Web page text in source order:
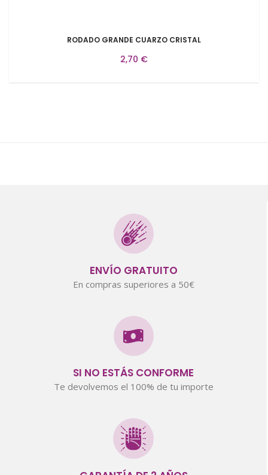
RODADO GRANDE CUARZO CRISTAL
2,70 €
ENVÍO GRATUITO
En compras superiores a 50€
SI NO ESTÁS CONFORME
Te devolvemos el 100% de tu importe